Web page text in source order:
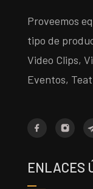
Proveemos
tipo de
Video Clips,
Eventos,
ENLACES